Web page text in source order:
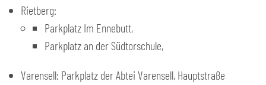
Rietberg:
Parkplatz Im Ennebutt,
Parkplatz an der Südtorschule,
Varensell: Parkplatz der Abtei Varensell, Hauptstraße